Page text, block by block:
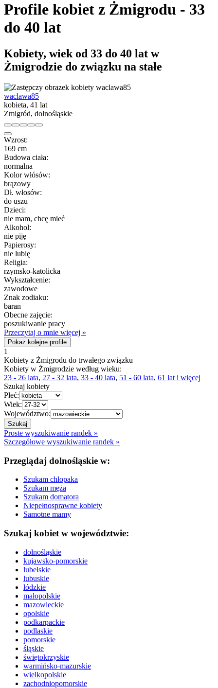
Profile kobiet z Żmigrodu - 33
do 40 lat
Kobiety, wiek od 33 do 40 lat w
Żmigrodzie do związku na stałe
waclawa85
kobieta, 41 lat
Zmigród, dolnośląskie
Wzrost:
169 cm
Budowa ciała:
normalna
Kolor włósów:
brązowy
Dł. włosów:
do uszu
Dzieci:
nie mam, chcę mieć
Alkohol:
nie piję
Papierosy:
nie lubię
Religia:
rzymsko-katolicka
Wykształcenie:
zawodowe
Znak zodiaku:
baran
Obecne zajęcie:
poszukiwanie pracy
Przeczytaj o mnie więcej »
Pokaż kolejne profile
1
Kobiety z Żmigrodu do trwałego związku
Kobiety w Żmigrodzie według wieku:
23 - 26 lata, 27 - 32 lata, 33 - 40 lata, 51 - 60 lata, 61 lat i więcej
Szukaj kobiety
Płeć:
Wiek:
Województwo:
Proste wyszukiwanie randek »
Szczegółowe wyszukiwanie randek »
Przeglądaj dolnośląskie w:
Szukam chłopaka
Szukam męża
Szukam domatora
Niepełnosprawne kobiety
Samotne mamy
Szukaj kobiet w województwie:
dolnośląskie
kujawsko-pomorskie
lubelskie
lubuskie
łódzkie
małopolskie
mazowieckie
opolskie
podkarpackie
podlaskie
pomorskie
śląskie
świętokrzyskie
warmińsko-mazurskie
wielkopolskie
zachodniopomorskie